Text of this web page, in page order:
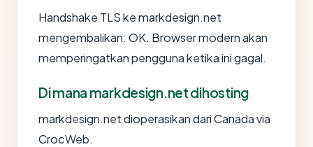
Handshake TLS ke markdesign.net
mengembalikan: OK. Browser modern akan
memperingatkan pengguna ketika ini gagal.
Di mana markdesign.net dihosting
markdesign.net dioperasikan dari Canada via
CrocWeb.